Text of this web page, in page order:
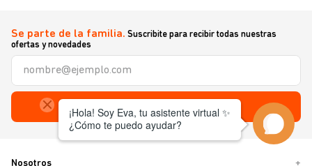
Se parte de la familia. Suscribite para recibir todas nuestras
ofertas y novedades
Nosotros +